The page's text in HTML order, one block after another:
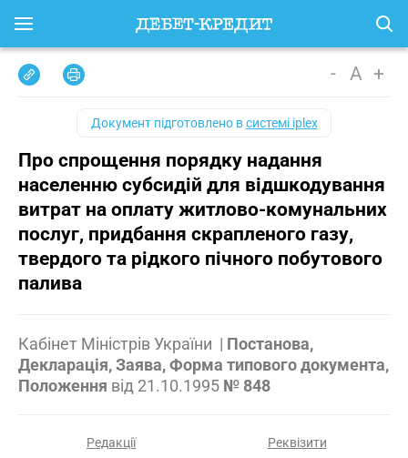
- A +
Документ підготовлено всистемі iplex
Про спрощення порядку надання
населенню субсидій для відшкодування
витрат на оплату житлово-комунальних
послуг, придбання скрапленого газу,
твердого та рідкого пічного побутового
палива
Кабінет Міністрів України | Постанова,
Декларація, Заява, Форма типового документа,
Положення від 21.10.1995 № 848
Редакції Реквізити